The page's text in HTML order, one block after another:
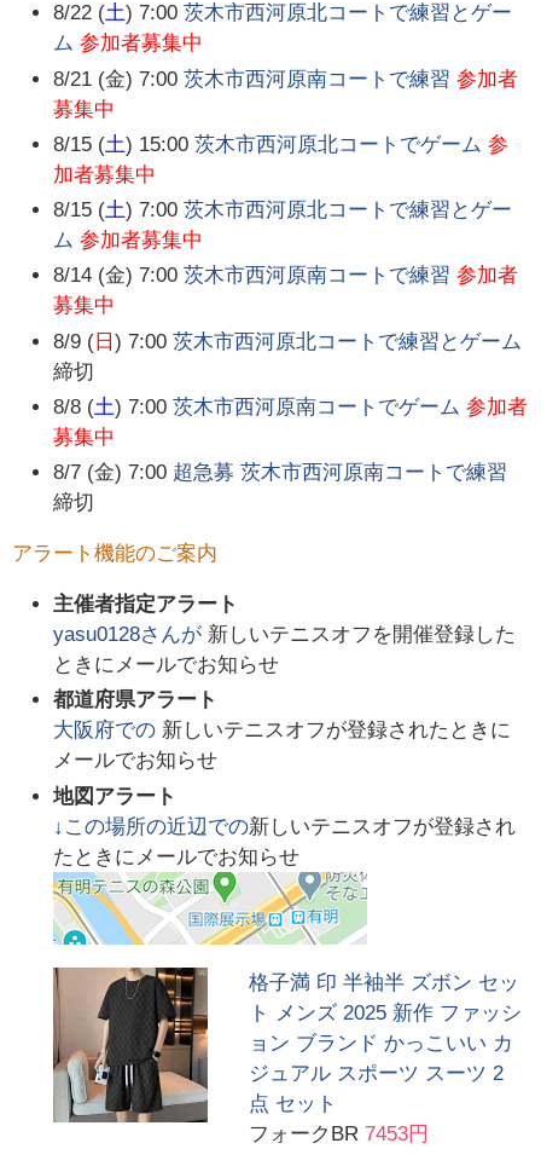
8/22 (土) 7:00 茨木市西河原北コートで練習とゲー
ム 参加者募集中
8/21 (金) 7:00 茨木市西河原南コートで練習 参加者
募集中
8/15 (土) 15:00 茨木市西河原北コートでゲーム 参
加者募集中
8/15 (土) 7:00 茨木市西河原北コートで練習とゲー
ム 参加者募集中
8/14 (金) 7:00 茨木市西河原南コートで練習 参加者
募集中
8/9 ( 日) 7:00 茨木市西河原北コートで練習とゲーム
締切
8/8 (土) 7:00 茨木市西河原南コートでゲーム 参加者
募集中
8/7 (金) 7:00 超急募 茨木市西河原南コートで練習
締切
アラート機能のご案内
主催者指定アラート
yasu0128さんが 新しいテニスオフを開催登録した
ときにメールでお知らせ
都道府県アラート
大阪府での 新しいテニスオフが登録されたときに
メールでお知らせ
地図アラート
↓この場所の近辺での新しいテニスオフが登録され
たときにメールでお知らせ
格子満 印 半袖半 ズボン セッ
ト メンズ 2025 新作 ファッシ
ョン ブランド かっこいい カ
ジュアル スポーツ スーツ 2
点 セット
フォークBR 7453円